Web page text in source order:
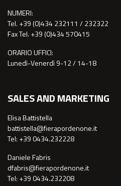
NUMERI:
Tel. +39 (0)434 232111 / 232322
Fax Tel. +39 (0)434 570415
ORARIO UFFICI:
Lunedì-Venerdì 9-12 / 14-18
SALES AND MARKETING
Elisa Battistella
battistella@fierapordenone.it
Tel: +39 0434.232228
Daniele Fabris
dfabris@fierapordenone.it
Tel: +39 0434.232208